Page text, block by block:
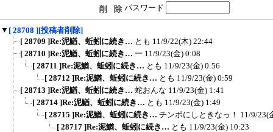
パスワード
▼ [ 28708 ][投稿者削除]
[ 28709 ]Re:泥鰌、蚯蚓に続き… とも 11/9/22(木) 22:44
[ 28710 ]Re:泥鰌、蚯蚓に続き… 一 11/9/23(金) 0:08
[ 28711 ]Re:泥鰌、蚯蚓に続き… とも 11/9/23(金) 0:56
[ 28712 ]Re:泥鰌、蚯蚓に続き… とも 11/9/23(金) 0:59
[ 28713 ]Re:泥鰌、蚯蚓に続き… 蛇おんな 11/9/23(金) 1:41
[ 28714 ]Re:泥鰌、蚯蚓に続き… とも 11/9/23(金) 1:49
[ 28715 ]Re:泥鰌、蚯蚓に続き… チンポにしときなっ！ 11/9/23(
[ 28717 ]Re:泥鰌、蚯蚓に続き… とも 11/9/23(金) 10:23